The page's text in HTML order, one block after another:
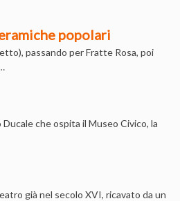
popolari
passando per Fratte Rosa, poi
Ducale che ospita il Museo Civico, la
già nel secolo XVI, ricavato da un